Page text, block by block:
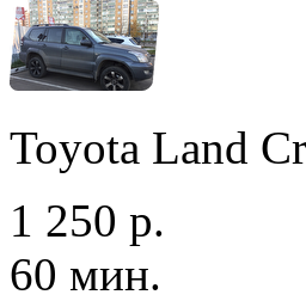
Toyota Land
1 250 р.
60 мин.